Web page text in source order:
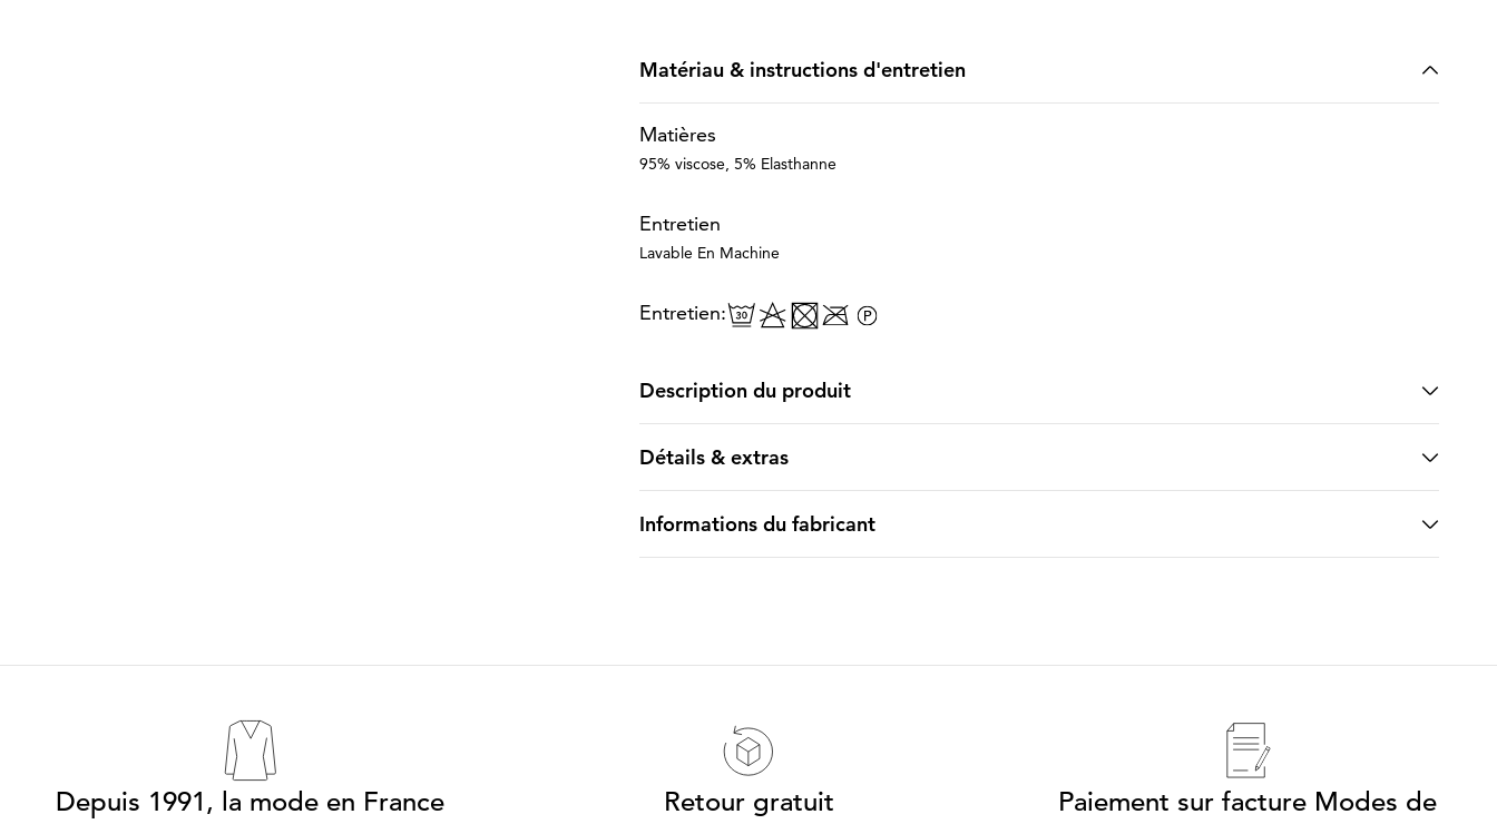
Matériau & instructions d'entretien
Matières
95% viscose, 5% Elasthanne
Entretien
Lavable En Machine
Entretien:
Description du produit
Détails & extras
Informations du fabricant
Depuis 1991, la mode en France Retour gratuit
Paiement sur facture Modes de